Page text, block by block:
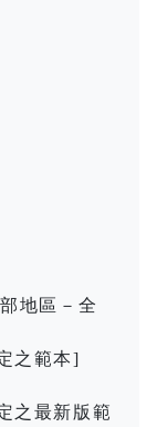
地區－全
之範本]
之最新版範